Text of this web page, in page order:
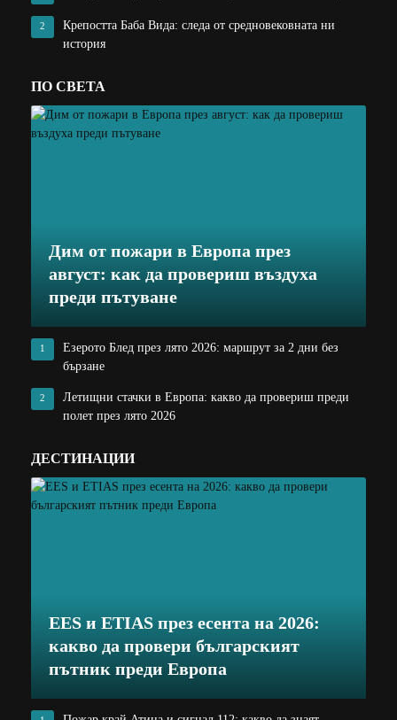
2
Крепостта Баба Вида: следа от средновековната ни
история
ПО СВЕТА
Дим от пожари в Европа през
август: как да провериш въздуха
преди пътуване
1
Езерото Блед през лято 2026: маршрут за 2 дни без
бързане
2
Летищни стачки в Европа: какво да провериш преди
полет през лято 2026
ДЕСТИНАЦИИ
EES и ETIAS през есента на 2026:
какво да провери българският
пътник преди Европа